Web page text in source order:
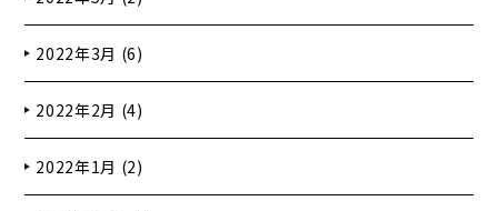
2022年3月 (6)
2022年2月 (4)
2022年1月 (2)